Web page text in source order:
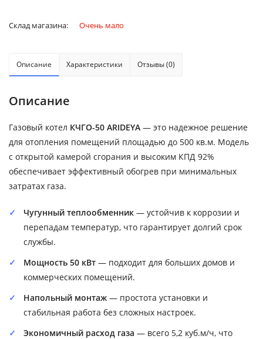
Склад магазина: Очень мало
Описание Характеристики Отзывы (0)
Описание
Газовый котел КЧГО-50 ARIDEYA — это надежное решение
для отопления помещений площадью до 500 кв.м. Модель
с открытой камерой сгорания и высоким КПД 92%
обеспечивает эффективный обогрев при минимальных
затратах газа.
Чугунный теплообменник — устойчив к коррозии и
перепадам температур, что гарантирует долгий срок
службы.
Мощность 50 кВт — подходит для больших домов и
коммерческих помещений.
Напольный монтаж — простота установки и
стабильная работа без сложных настроек.
Экономичный расход газа — всего 5,2 куб.м/ч, что